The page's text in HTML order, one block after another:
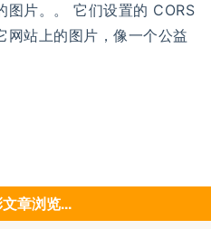
图片。。 它们设置的 CORS
网站上的图片，像一个公益
章浏览...